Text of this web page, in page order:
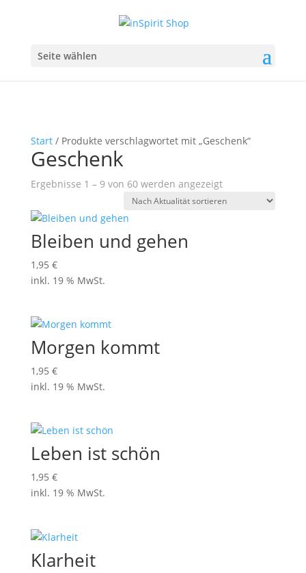
Seite wählen
Start/ Produkte verschlagwortet mit „Geschenk“
Geschenk
Ergebnisse 1 – 9 von 60 werden angezeigtNach
Aktualität
Bleiben und gehen
1,95 €
inkl. 19 % MwSt.
Morgen kommt
1,95 €
inkl. 19 % MwSt.
Leben ist schön
1,95 €
inkl. 19 % MwSt.
Klarheit